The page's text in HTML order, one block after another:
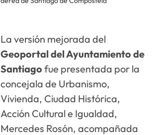
La versión mejorada del
Geoportal del Ayuntamiento de
Santiago fue presentada por la
concejala de Urbanismo,
Vivienda, Ciudad Histórica,
Acción Cultural e Igualdad,
Mercedes Rosón, acompañada